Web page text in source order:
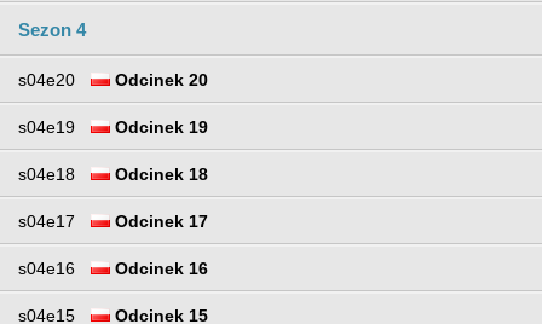
Sezon 4
s04e20 Odcinek 20
s04e19 Odcinek 19
s04e18 Odcinek 18
s04e17 Odcinek 17
s04e16 Odcinek 16
s04e15 Odcinek 15